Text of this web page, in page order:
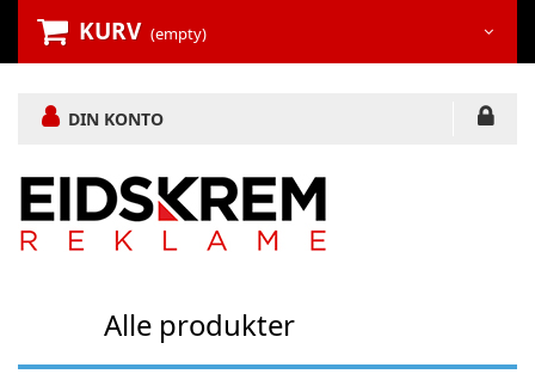
KURV (empty)
DIN KONTO
Alle produkter